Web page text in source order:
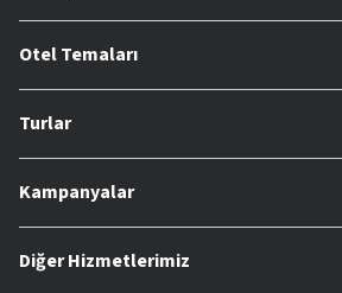
Otel Temaları
Turlar
Kampanyalar
Diğer Hizmetlerimiz